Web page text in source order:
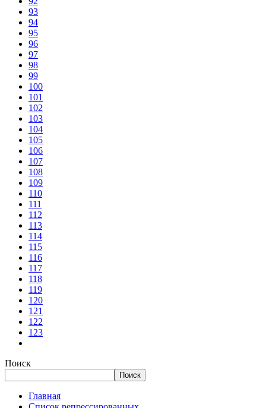
93
94
95
96
97
98
99
100
101
102
103
104
105
106
107
108
109
110
111
112
113
114
115
116
117
118
119
120
121
122
123
Поиск
Поиск
Главная